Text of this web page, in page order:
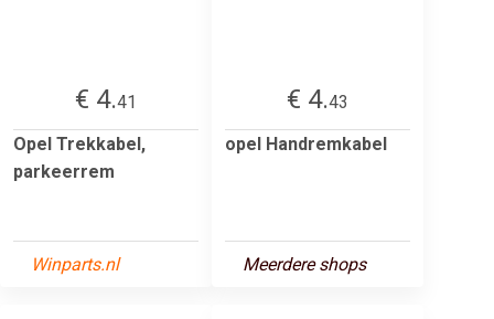
€ 4.41
Opel Trekkabel,
parkeerrem
Winparts.nl
€ 4.43
opel Handremkabel
Meerdere shops